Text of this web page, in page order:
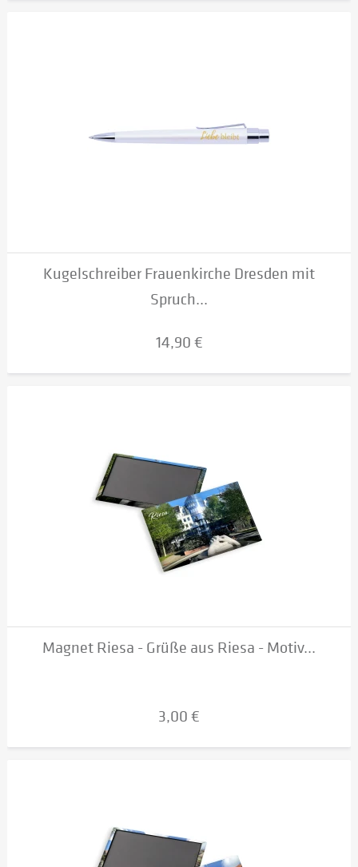
Kugelschreiber Frauenkirche Dresden mit
Spruch...
14,90 €
Magnet Riesa - Grüße aus Riesa - Motiv...
3,00 €